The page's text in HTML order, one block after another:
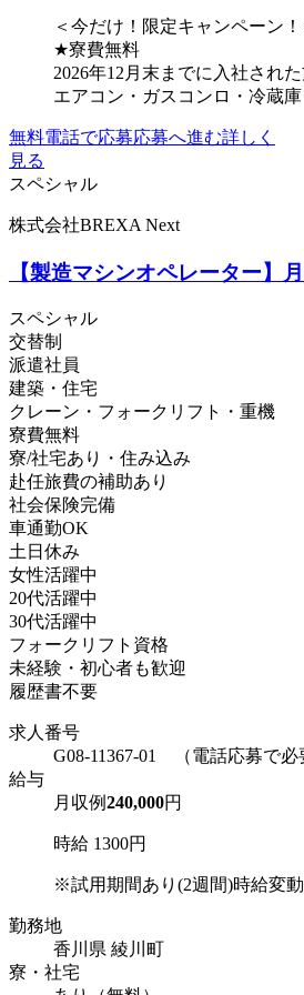
＜今だけ！限定キャンペーン！
★寮費無料
2026年12月末までに入社され
エアコン・ガスコンロ・冷蔵
無料電話で応募応募へ進む詳しく
見る
スペシャル
株式会社BREXA Next
【製造マシンオペレーター】
スペシャル
交替制
派遣社員
建築・住宅
クレーン・フォークリフト・重機
寮費無料
寮/社宅あり・住み込み
赴任旅費の補助あり
社会保険完備
車通勤OK
土日休み
女性活躍中
20代活躍中
30代活躍中
フォークリフト資格
未経験・初心者も歓迎
履歴書不要
求人番号
G08-11367-01 （電話応募で必
給与
月収例240,000円
時給 1300円
※試用期間あり(2週間)時給変
勤務地
香川県 綾川町
寮・社宅